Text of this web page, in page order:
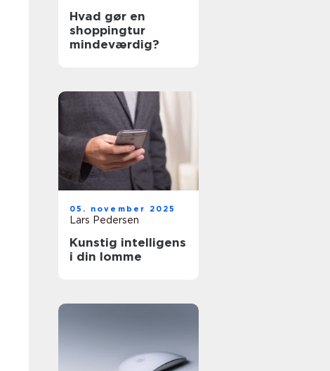
Hvad gør en
shoppingtur
mindeværdig?
05. november 2025
Lars Pedersen
Kunstig intelligens
i din lomme